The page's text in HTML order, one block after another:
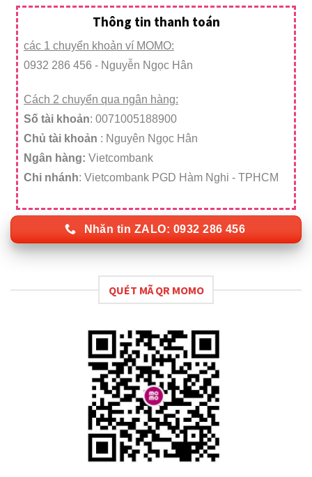
Thông tin thanh toán
các 1 chuyển khoản ví MOMO:
0932 286 456 - Nguyễn Ngọc Hân
Cách 2 chuyển qua ngân hàng:
Số tài khoản: 0071005188900
Chủ tài khoản : Nguyên Ngọc Hân
Ngân hàng: Vietcombank
Chi nhánh: Vietcombank PGD Hàm Nghi - TPHCM
Nhăn tin ZALO: 0932 286 456
QUÉT MÃ QR MOMO